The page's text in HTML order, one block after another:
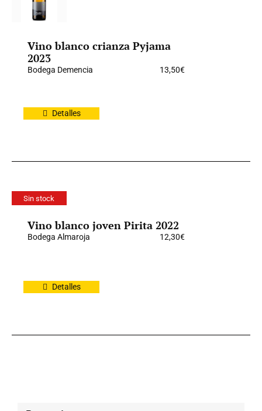
Vino blanco crianza Pyjama
2023
Bodega Demencia 13,50€
Detalles
Sin stock
Vino blanco joven Pirita 2022
Bodega Almaroja 12,30€
Detalles